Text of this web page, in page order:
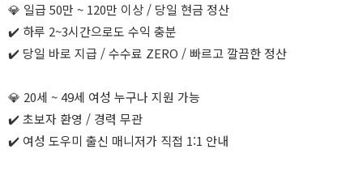
💎 일급 50만 ~ 120만 이상 / 당일 현금 정산
✔️ 하루 2~3시간으로도 수익 충분
✔️ 당일 바로 지급 / 수수료 ZERO / 빠르고 깔끔한 정산
💎 20세 ~ 49세 여성 누구나 지원 가능
✔️ 초보자 환영 / 경력 무관
✔️ 여성 도우미 출신 매니저가 직접 1:1 안내